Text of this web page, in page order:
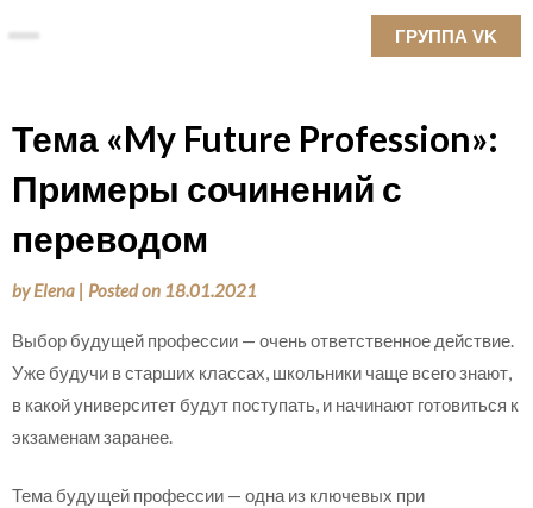
to
ГРУППА VK
Тема «My Future Profession»:
Примеры сочинений с
переводом
byElena | Posted on 18.01.2021
Выбор будущей профессии — очень ответственное действие.
Уже будучи в старших классах, школьники чаще всего знают,
в какой университет будут поступать, и начинают готовиться к
экзаменам заранее.
Тема будущей профессии — одна из ключевых при